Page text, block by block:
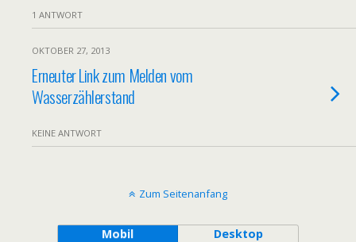
1 ANTWORT
OKTOBER 27, 2013
Erneuter Link zum Melden vom
Wasserzählerstand
KEINE ANTWORT
Zum Seitenanfang
Mobil Desktop